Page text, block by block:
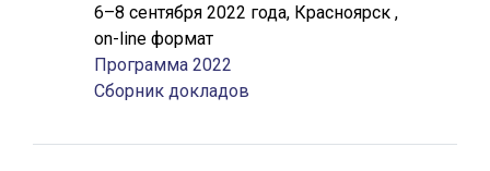
6–8 сентября 2022 года, Красноярск ,
on-line формат
Программа 2022
Сборник докладов